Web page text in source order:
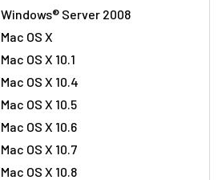
Windows® Server 2008
Mac OS X
Mac OS X 10.1
Mac OS X 10.4
Mac OS X 10.5
Mac OS X 10.6
Mac OS X 10.7
Mac OS X 10.8